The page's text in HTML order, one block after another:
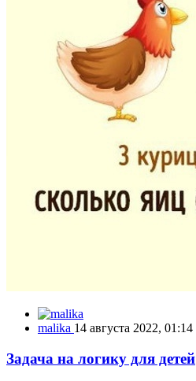
malika 14 августа 2022, 01:14
Задача на логику для детей